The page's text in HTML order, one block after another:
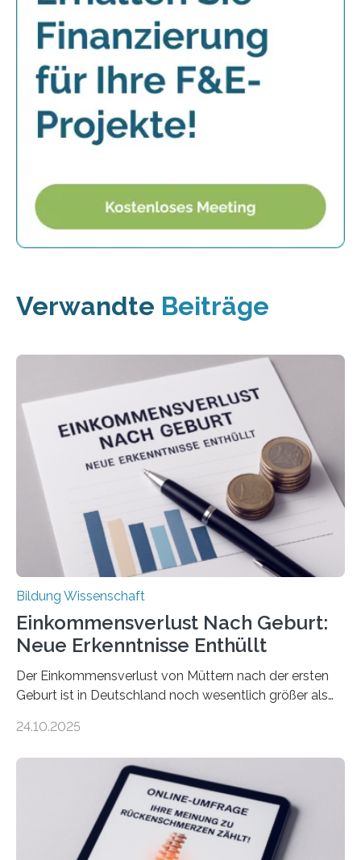
Verwandte Beiträge
Bildung Wissenschaft
Einkommensverlust Nach Geburt:
Neue Erkenntnisse Enthüllt
Der Einkommensverlust von Müttern nach der ersten
Geburt ist in Deutschland noch wesentlich größer als
nach der Geburt durchschnittlich fast 30.000 Euro
langfristigen Auswirkungen auf Karriere und die spätere
Rente. Bisherige Schätzungen lagen bei rund 20.000
Euro und damit etwa 30 Prozent zu niedrig. Zu diesem
Ergebnis kommt eine neue Studie des ZEW Mannheim
mit der Universität Tilburg. „Werden Frauen unter 30
24.10.2025